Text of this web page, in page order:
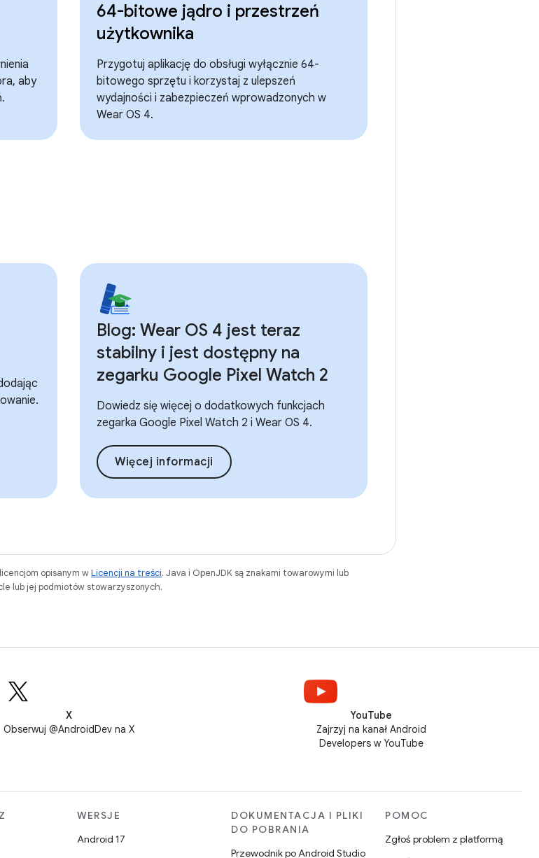
aby
64-bitowe jądro i przestrzeń
użytkownika
Przygotuj aplikację do obsługi wyłącznie 64-
bitowego sprzętu i korzystaj z ulepszeń
wydajności i zabezpieczeń wprowadzonych w
Wear OS 4.
Blog: Wear OS 4 jest teraz
stabilny i jest dostępny na
zegarku Google Pixel Watch 2
Dowiedz się więcej o dodatkowych funkcjach
zegarka Google Pixel Watch 2 i Wear OS 4.
Więcej informacji
opisanym wLicencji na treści. Java i OpenJDK są znakami towarowymi lub
lub jej podmiotów stowarzyszonych.
X
Obserwuj @AndroidDev na X
YouTube
Zajrzyj na kanał Android
Developers w YouTube
WERSJE
Android 17
DOKUMENTACJA I PLIKI
DO POBRANIA
Przewodnik po Android Studio
POMOC
Zgłoś problem z platformą